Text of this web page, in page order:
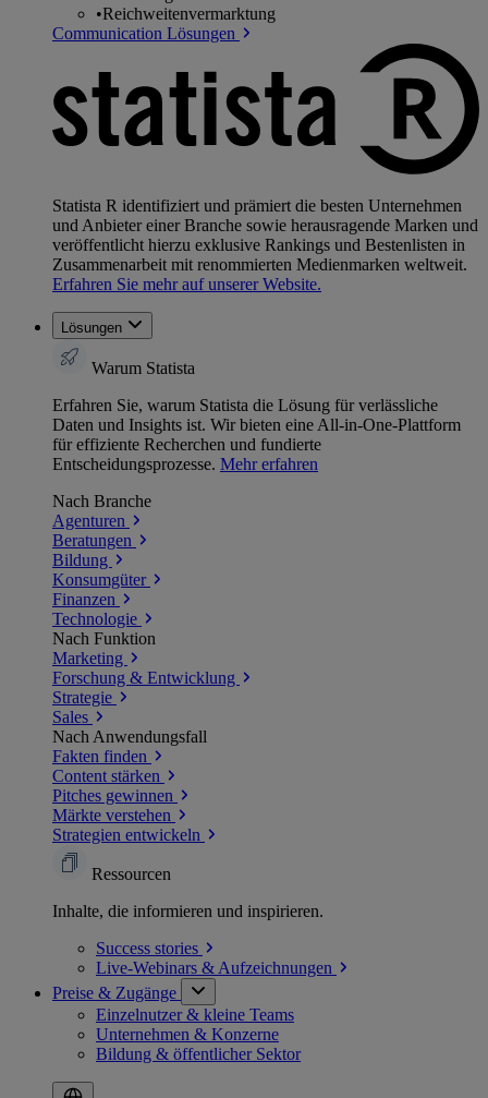
•Reichweitenvermarktung
Communication Lösungen
Statista R identifiziert und prämiert die besten Unternehmen
und Anbieter einer Branche sowie herausragende Marken und
veröffentlicht hierzu exklusive Rankings und Bestenlisten in
Zusammenarbeit mit renommierten Medienmarken weltweit.
Erfahren Sie mehr auf unserer Website.
Lösungen
Warum Statista
Erfahren Sie, warum Statista die Lösung für verlässliche
Daten und Insights ist. Wir bieten eine All-in-One-Plattform
für effiziente Recherchen und fundierte
Entscheidungsprozesse. Mehr erfahren
Nach Branche
Agenturen
Beratungen
Bildung
Konsumgüter
Finanzen
Technologie
Nach Funktion
Marketing
Forschung & Entwicklung
Strategie
Sales
Nach Anwendungsfall
Fakten finden
Content stärken
Pitches gewinnen
Märkte verstehen
Strategien entwickeln
Ressourcen
Inhalte, die informieren und inspirieren.
Success stories
Live-Webinars & Aufzeichnungen
Preise & Zugänge
Einzelnutzer & kleine Teams
Unternehmen & Konzerne
Bildung & öffentlicher Sektor